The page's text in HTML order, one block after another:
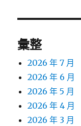
彙整
2026 年 7 月
2026 年 6 月
2026 年 5 月
2026 年 4 月
2026 年 3 月